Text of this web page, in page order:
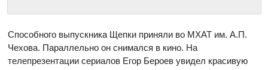
Способного выпускника Щепки приняли во МХАТ им. А.П.
Чехова. Параллельно он снимался в кино. На
телепрезентации сериалов Егор Бероев увидел красивую